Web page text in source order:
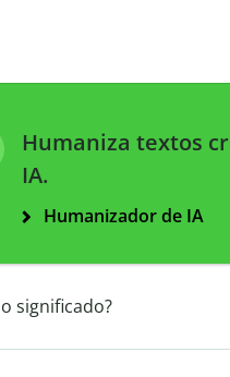
Humaniza textos
IA.
Humanizador de IA
significado?